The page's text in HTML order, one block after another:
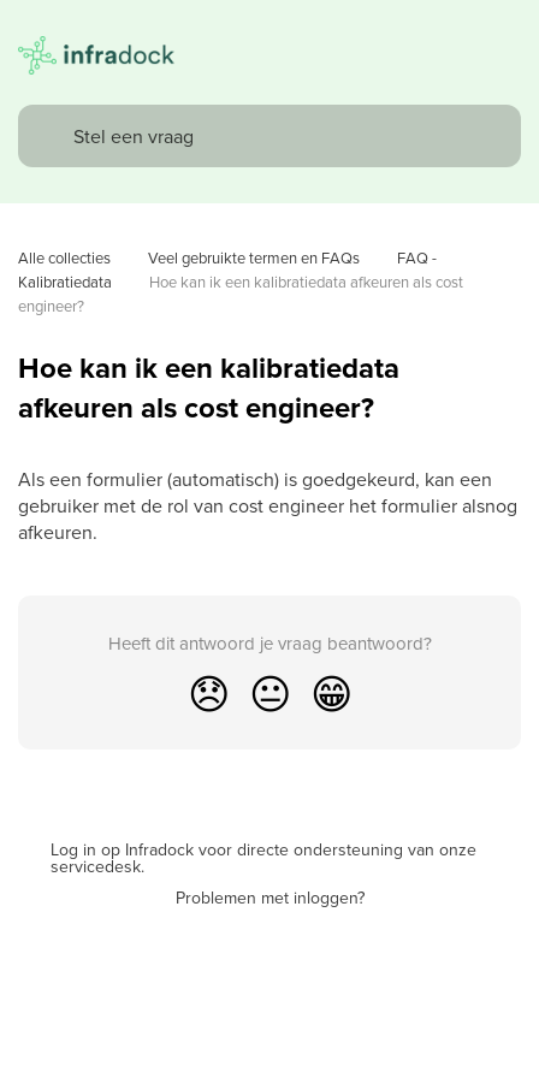
Alle collecties Veel gebruikte termen en FAQs
FAQ -
Kalibratiedata
Hoe kan ik een kalibratiedata afkeuren als cost
engineer?
Hoe kan ik een kalibratiedata
afkeuren als cost engineer?
Als een formulier (automatisch) is goedgekeurd, kan een
gebruiker met de rol van cost engineer het formulier alsnog
afkeuren.
Heeft dit antwoord je vraag beantwoord?
😞 😐 😁
Log in op Infradock voor directe ondersteuning van onze
servicedesk.
Problemen met inloggen?